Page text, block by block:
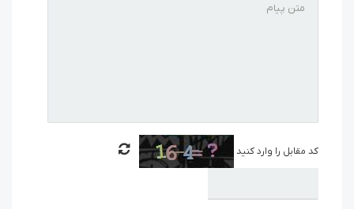
کد مقابل را وارد کنید